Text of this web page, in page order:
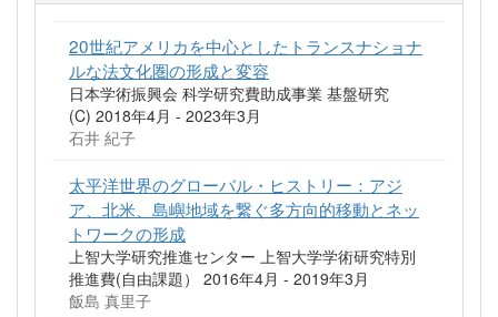
20世紀アメリカを中心としたトランスナショナ
ルな法文化圏の形成と変容
日本学術振興会 科学研究費助成事業 基盤研究
(C) 2018年4月 - 2023年3月
石井 紀子
太平洋世界のグローバル・ヒストリー：アジ
ア、北米、島嶼地域を繋ぐ多方向的移動とネッ
トワークの形成
上智大学研究推進センター 上智大学学術研究特別
推進費(自由課題） 2016年4月 - 2019年3月
飯島 真里子